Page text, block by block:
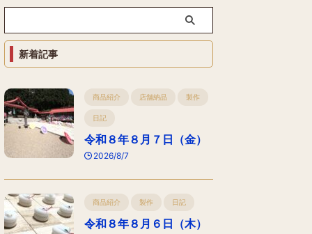
新着記事
商品紹介 店舗納品 製作
日記
令和８年８月７日（金）
2026/8/7
商品紹介 製作 日記
令和８年８月６日（木）